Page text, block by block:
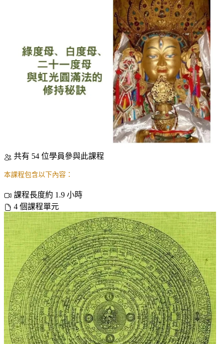
共有 54 位學員參與此課程
本課程包含以下內容：
課程長度約 1.9 小時
4 個課程單元